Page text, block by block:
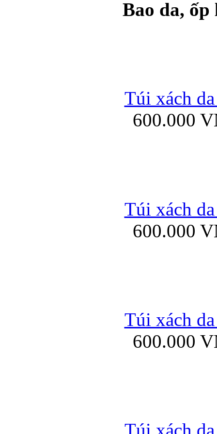
Ốp lưng silicon
Ốp lưng Samsung
Ốp lưng
Bao da,
Túi xách
600.000
Túi xách
600.000
Túi xách
600.000